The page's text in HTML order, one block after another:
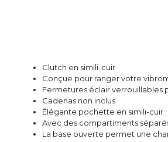
Clutch en simili-cuir
Conçue pour ranger votre
Fermetures éclair verrouillables
Cadenas non inclus
Élégante pochette en simili-cuir
Avec des compartiments
La base ouverte permet une